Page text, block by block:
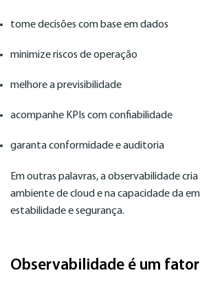
tome decisões com base em dados
minimize riscos de operação
melhore a previsibilidade
acompanhe KPIs com confiabilidade
garanta conformidade e auditoria
Em outras palavras, a observabilidade
ambiente de cloud e na capacidade da
estabilidade e segurança.
Observabilidade é um